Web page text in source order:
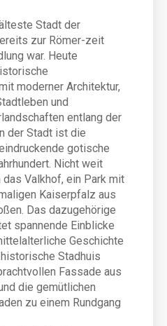
Stadt der
zur Römer-zeit
war. Heute
moderner Architektur,
und
entlang der
der Stadt ist die
gotische
Nicht weit
Valkhof, ein Park mit
Kaiserpfalz aus
Das dazugehörige
spannende Einblicke
Geschichte
Stadhuis
Fassade aus
die gemütlichen
zu einem Rundgang